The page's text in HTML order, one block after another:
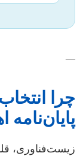
—
چرا
پایان‌نامه
زیست‌فناوری،